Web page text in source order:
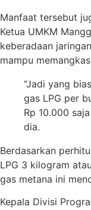
Manfaat tersebut
Ketua UMKM
keberadaan
mampu
“Jadi yang
gas LPG per
Rp 10.000
dia.
Berdasarkan
LPG 3 kilogram
gas metana ini
Kepala Divisi